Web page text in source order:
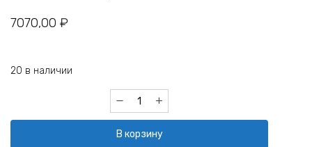
7070,00 ₽
20 в наличии
Количество
товара
сварщика
В корзину